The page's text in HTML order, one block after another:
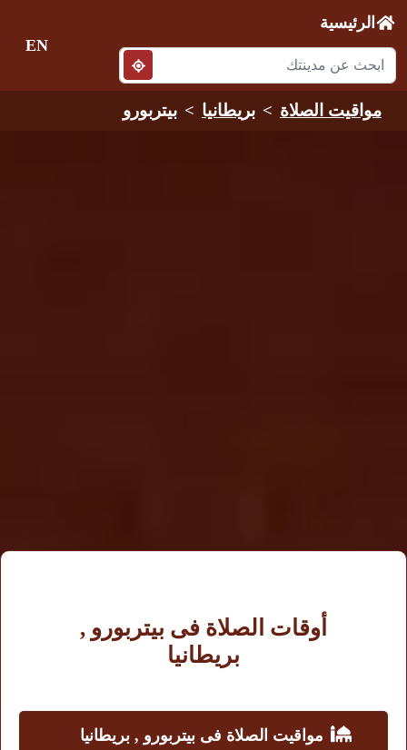
الرئيسية
EN
مواقيت الصلاة بريطانيا بيتربورو
أوقات الصلاة فى بيتربورو ,
بريطانيا
مواقيت الصلاة فى بيتربورو , بريطانيا